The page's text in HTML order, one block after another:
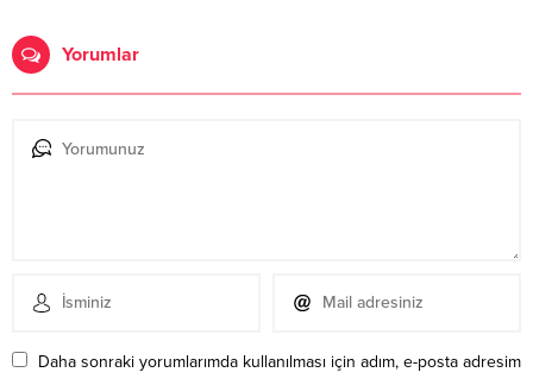
Yorumlar
Daha sonraki yorumlarımda kullanılması için adım, e-posta adresim